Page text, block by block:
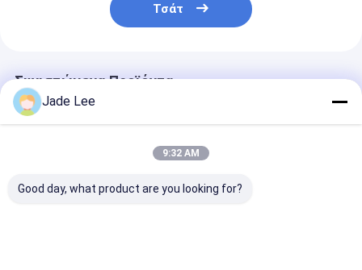
Συσκευές χειραποσκευών
Τσάτ
Συνιστώμενα Προϊόντα
Jade Lee
9:32 AM
Good day, what product are you looking for?